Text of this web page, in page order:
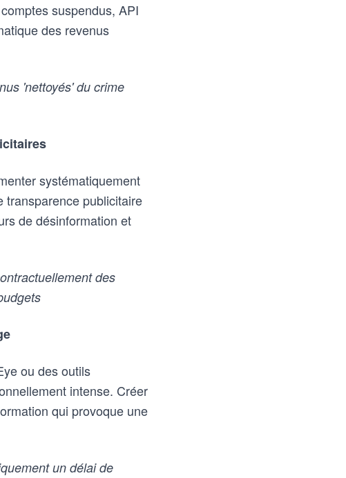
suspendus, API
des revenus
'nettoyés' du crime
systématiquement
transparence publicitaire
de désinformation et
des
ou des outils
intense. Créer
qui provoque une
un délai de